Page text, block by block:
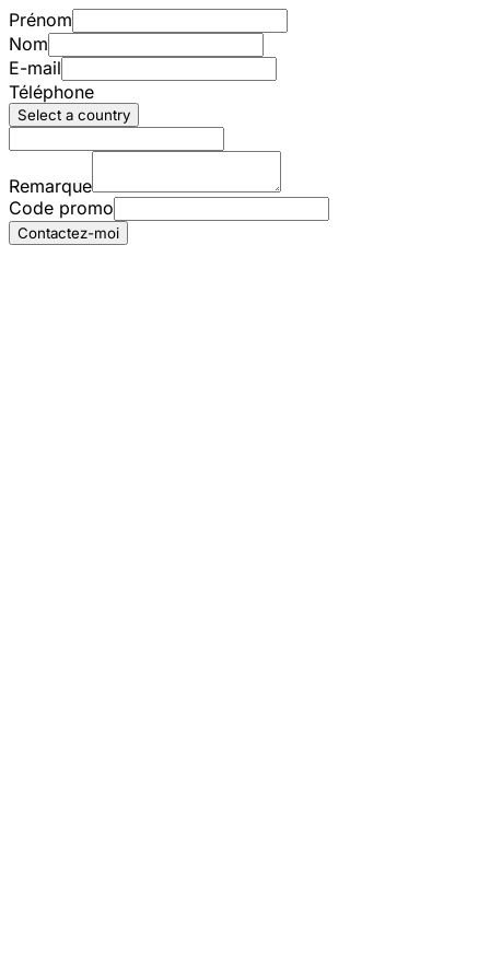
Prénom
Nom
E-mail
Téléphone
Select a country
Remarque
Code promo
Contactez-moi